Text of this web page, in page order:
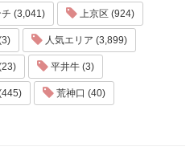
チ (3,041) 上京区 (924)
人気エリア (3,899)
平井牛 (3)
荒神口 (40)